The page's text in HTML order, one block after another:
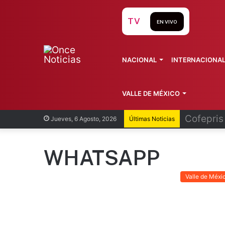
Jueves, 6 Agosto, 2026 Últimas Noticias
TV EN VIVO
NACIONAL INTERNACIONAL
VALLE DE MÉXICO
WHATSAPP
Valle de